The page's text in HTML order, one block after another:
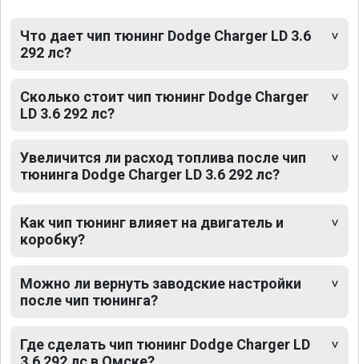
Что дает чип тюнинг Dodge Charger LD 3.6
292 лс?
Сколько стоит чип тюнинг Dodge Charger
LD 3.6 292 лс?
Увеличится ли расход топлива после чип
тюнинга Dodge Charger LD 3.6 292 лс?
Как чип тюнинг влияет на двигатель и
коробку?
Можно ли вернуть заводские настройки
после чип тюнинга?
Где сделать чип тюнинг Dodge Charger LD